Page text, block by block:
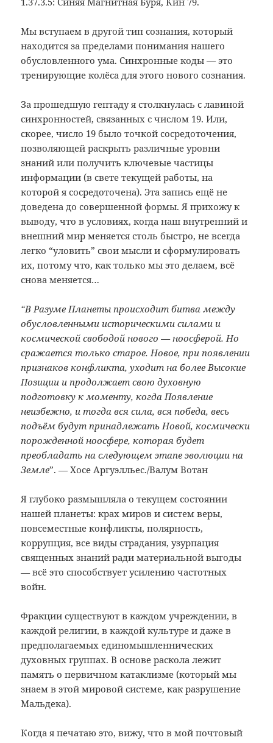
Мы вступаем в другой тип сознания, который
находится за пределами понимания нашего
обусловленного ума. Синхронные коды—это
тренирующие колёса для этого нового сознания.
За прошедшую гептаду я столкнулась с лавиной
синхронностей, связанных с числом 19. Или,
скорее, число 19 было точкой сосредоточения,
позволяющей раскрыть различные уровни
знаний или получить ключевые частицы
информации (в свете текущей работы, на
которой я сосредоточена). Эта запись ещё не
доведена до совершенной формы. Я прихожу к
выводу, что в условиях, когда наш внутренний и
внешний мир меняется столь быстро, не всегда
легко “уловить” свои мысли и сформулировать
их, потому что, как только мы это делаем, всё
снова меняется…
“В Разуме Планеты происходит битва между
обусловленными историческими силами и
космической свободой нового —ноосферой. Но
сражается только старое. Новое, при появлении
признаков конфликта, уходит на более Высокие
Позиции и продолжает свою духовную
подготовку к моменту, когда Появление
неизбежно, и тогда вся сила, вся победа, весь
подъём будут принадлежать Новой, космически
порожденной ноосфере, которая будет
преобладать на следующем этапе эволюции на
Земле”. — Хосе Аргуэлльес./Валум Вотан
Я глубоко размышляла о текущем состоянии
нашей планеты: крах миров и систем веры,
повсеместные конфликты, полярность,
коррупция, все виды страдания, узурпация
священных знаний ради материальной выгоды
—всё это способствует усилению частотных
войн.
Фракции существуют в каждом учреждении, в
каждой религии, в каждой культуре и даже в
предполагаемых единомышленнических
духовных группах. В основе раскола лежит
память о первичном катаклизме (который мы
знаем в этой мировой системе, как разрушение
Мальдека).
Когда я печатаю это, вижу, что в мой почтовый